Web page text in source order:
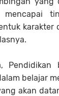
mencapai
Pendidikan
belajar
akan